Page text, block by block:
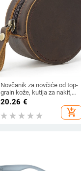
Novčanik za novčiće od top-
grain kože, kutija za nakit,
ženski vintage Crazy Horse
koža, torbica za ključeve i
kovance
20.26 €
add_shopping_cart